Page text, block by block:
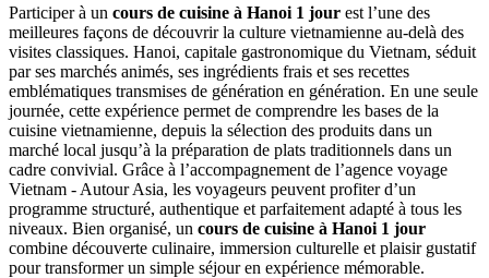
Participer à un cours de cuisine à Hanoi 1 jour est l’une des
meilleures façons de découvrir la culture vietnamienne au-delà des
visites classiques. Hanoi, capitale gastronomique du Vietnam, séduit
par ses marchés animés, ses ingrédients frais et ses recettes
emblématiques transmises de génération en génération. En une seule
journée, cette expérience permet de comprendre les bases de la
cuisine vietnamienne, depuis la sélection des produits dans un
marché local jusqu’à la préparation de plats traditionnels dans un
cadre convivial. Grâce à l’accompagnement de l’agence voyage
Vietnam - Autour Asia, les voyageurs peuvent profiter d’un
programme structuré, authentique et parfaitement adapté à tous les
niveaux. Bien organisé, un cours de cuisine à Hanoi 1 jour
combine découverte culinaire, immersion culturelle et plaisir gustatif
pour transformer un simple séjour en expérience mémorable.